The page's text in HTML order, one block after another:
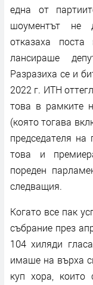
една от
шоументът не
отказаха
лансираше
Разразиха се и
2022 г. ИТН
това в рамките
(която тогава
председателя
това и
пореден
следващия.
Когато все пак
събрание през
104 хиляди
имаше на върха
куп хора,